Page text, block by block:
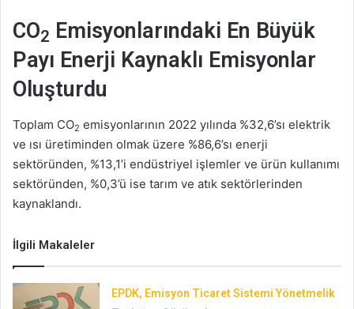
CO2 Emisyonlarındaki En Büyük
Payı Enerji Kaynaklı Emisyonlar
Oluşturdu
Toplam CO2 emisyonlarının 2022 yılında %32,6’sı elektrik
ve ısı üretiminden olmak üzere %86,6’sı enerji
sektöründen, %13,1’i endüstriyel işlemler ve ürün kullanımı
sektöründen, %0,3’ü ise tarım ve atık sektörlerinden
kaynaklandı.
İlgili Makaleler
EPDK, Emisyon Ticaret Sistemi Yönetmelik